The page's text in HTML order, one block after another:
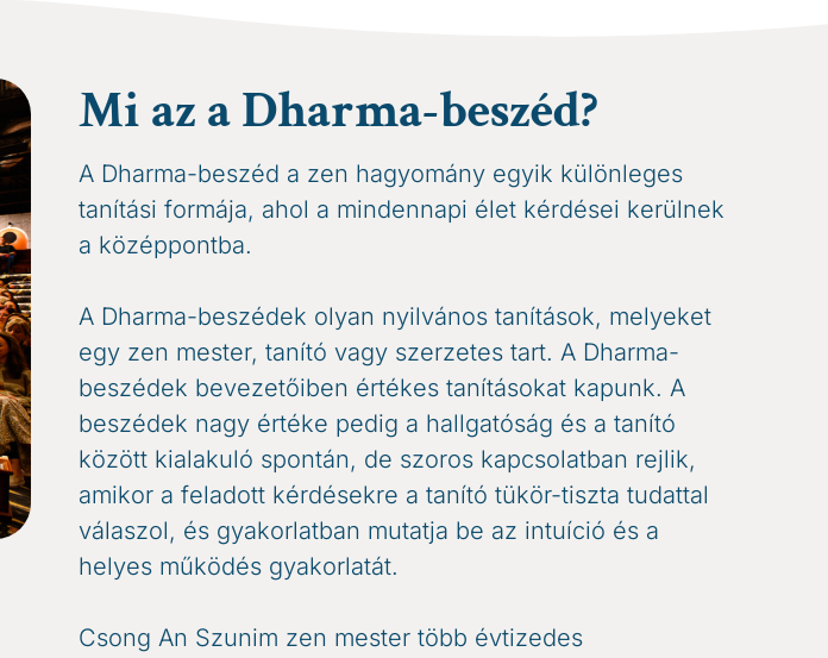
Mi az a Dharma-beszéd?
A Dharma-beszéd a zen hagyomány egyik különleges
tanítási formája, ahol a mindennapi élet kérdései kerülnek
a középpontba.
A Dharma-beszédek olyan nyilvános tanítások, melyeket
egy zen mester, tanító vagy szerzetes tart. A Dharma-
beszédek bevezetőiben értékes tanításokat kapunk. A
beszédek nagy értéke pedig a hallgatóság és a tanító
között kialakuló spontán, de szoros kapcsolatban rejlik,
amikor a feladott kérdésekre a tanító tükör-tiszta tudattal
válaszol, és gyakorlatban mutatja be az intuíció és a
helyes működés gyakorlatát.
Csong An Szunim zen mester több évtizedes